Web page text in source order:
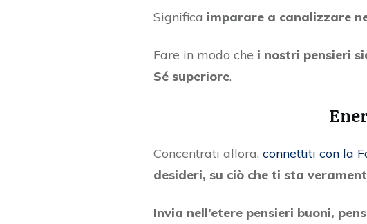
Significa imparare a canalizzare
Fare in modo che i nostri pensieri
Sé superiore.
Concentrati allora, connettiti con la
desideri, su ciò che ti sta
Invia nell’etere pensieri buoni,